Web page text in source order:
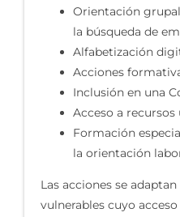
Orientación
la búsqueda de
Alfabetización
Acciones
Inclusión en una
Acceso a
Formación
la orientación
Las acciones se
vulnerables cuyo